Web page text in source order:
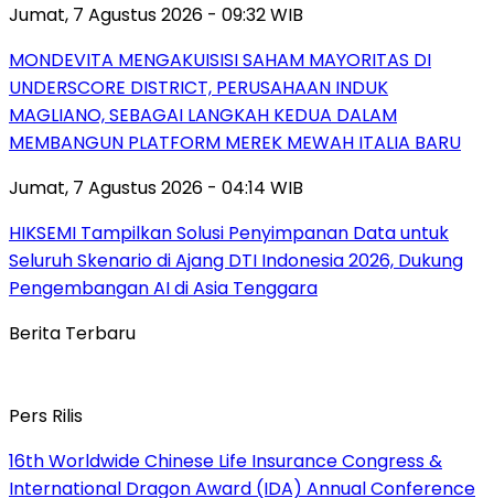
Jumat, 7 Agustus 2026 - 09:32 WIB
MONDEVITA MENGAKUISISI SAHAM MAYORITAS DI
UNDERSCORE DISTRICT, PERUSAHAAN INDUK
MAGLIANO, SEBAGAI LANGKAH KEDUA DALAM
MEMBANGUN PLATFORM MEREK MEWAH ITALIA BARU
Jumat, 7 Agustus 2026 - 04:14 WIB
HIKSEMI Tampilkan Solusi Penyimpanan Data untuk
Seluruh Skenario di Ajang DTI Indonesia 2026, Dukung
Pengembangan AI di Asia Tenggara
Berita Terbaru
Pers Rilis
16th Worldwide Chinese Life Insurance Congress &
International Dragon Award (IDA) Annual Conference